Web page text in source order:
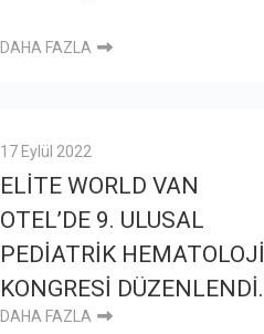
DAHA FAZLA
17 Eylül 2022
ELİTE WORLD VAN
OTEL’DE 9. ULUSAL
PEDİATRİK HEMATOLOJİ
KONGRESİ DÜZENLENDİ.
DAHA FAZLA